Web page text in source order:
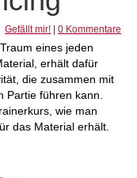
Gefällt mir! 0 Kommentare
eines jeden
erhält dafür
die zusammen mit
Partie führen kann.
wie man
das Material erhält.